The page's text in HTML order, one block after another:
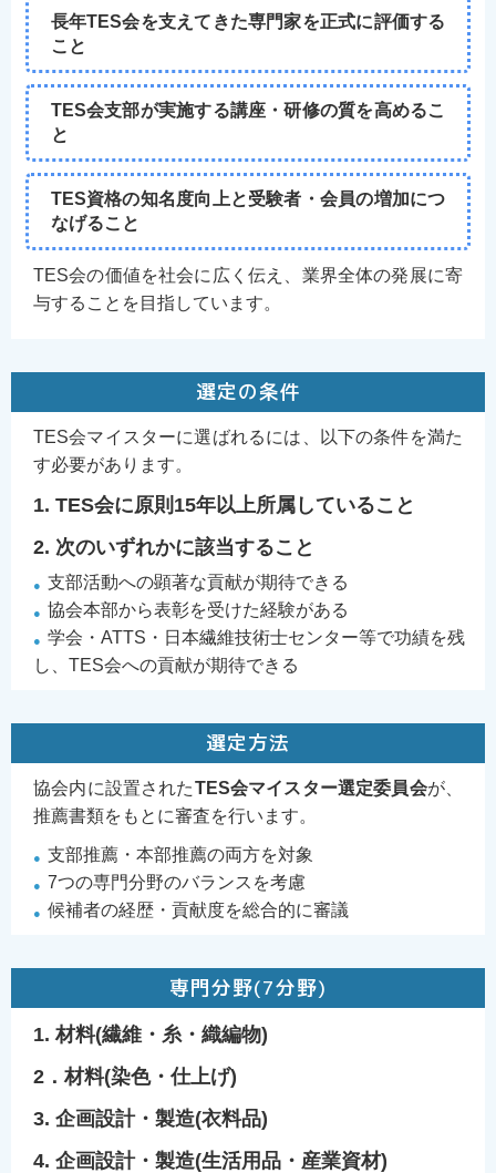
長年TES会を支えてきた専門家を正式に評価する
こと
TES会支部が実施する講座・研修の質を高めるこ
と
TES資格の知名度向上と受験者・会員の増加につ
なげること
TES会の価値を社会に広く伝え、業界全体の発展に寄
与することを目指しています。
選定の条件
TES会マイスターに選ばれるには、以下の条件を満た
す必要があります。
1. TES会に原則15年以上所属していること
2. 次のいずれかに該当すること
支部活動への顕著な貢献が期待できる
協会本部から表彰を受けた経験がある
学会・ATTS・日本繊維技術士センター等で功績を残
し、TES会への貢献が期待できる
選定方法
協会内に設置されたTES会マイスター選定委員会が、
推薦書類をもとに審査を行います。
支部推薦・本部推薦の両方を対象
7つの専門分野のバランスを考慮
候補者の経歴・貢献度を総合的に審議
専門分野(7分野)
1. 材料(繊維・糸・織編物)
2．材料(染色・仕上げ)
3. 企画設計・製造(衣料品)
4. 企画設計・製造(生活用品・産業資材)